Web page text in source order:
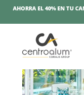
AHORRA EL 40% EN TU